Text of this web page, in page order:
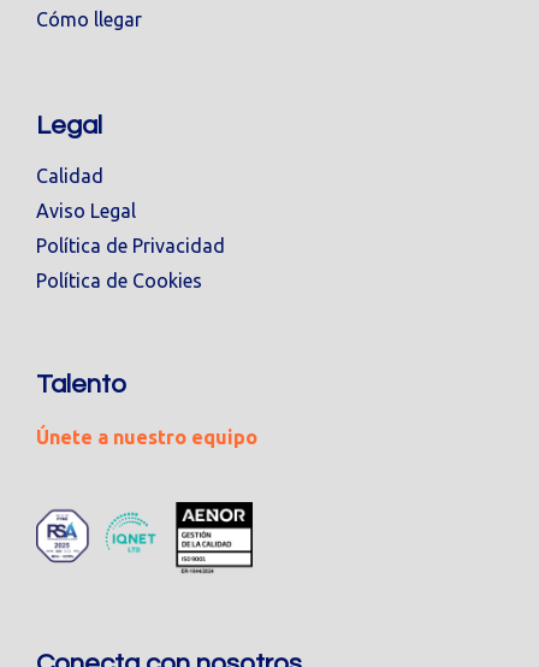
Cómo llegar
Legal
Calidad
Aviso Legal
Política de Privacidad
Política de Cookies
Talento
Únete a nuestro equipo